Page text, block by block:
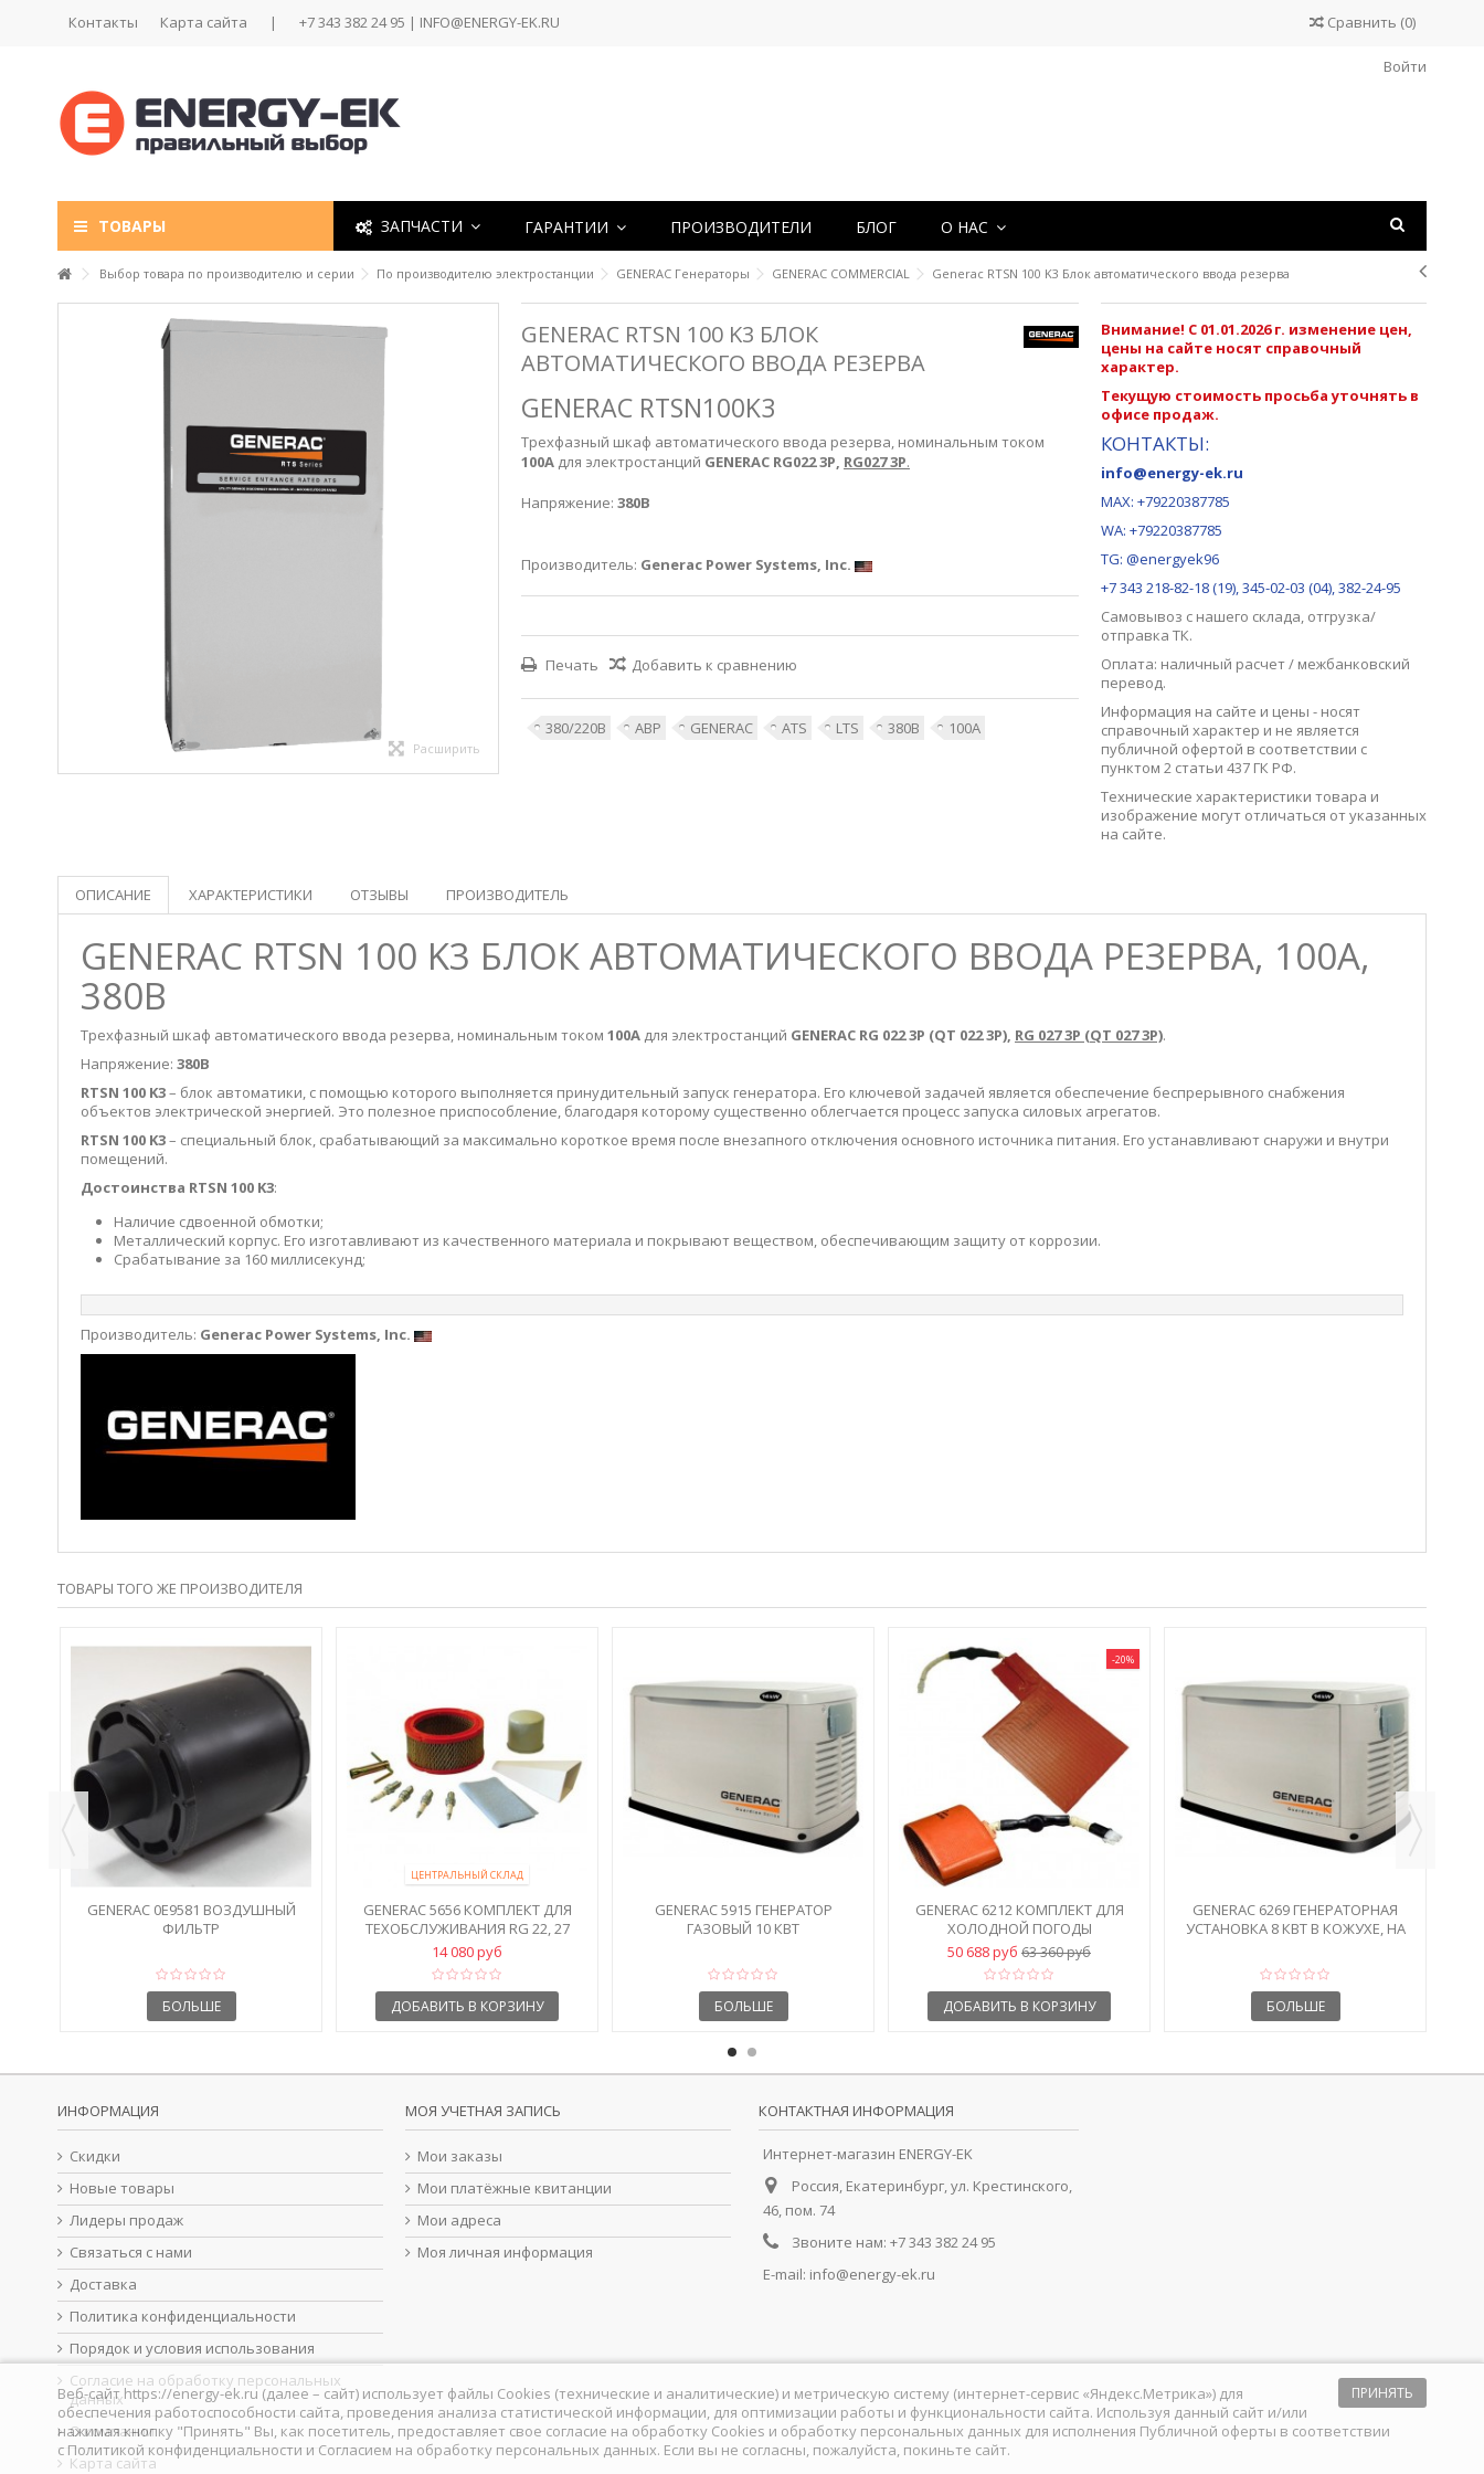
Контакты Карта сайта | +7 343 382 24 95 | INFO@ENERGY-EK.RU Сравнить (0)
Войти
ТОВАРЫ ЗАПЧАСТИ ГАРАНТИИ ПРОИЗВОДИТЕЛИ БЛОГ О НАС
Выбор товара по производителю и серии По производителю электростанции GENERAC Генераторы GENERAC COMMERCIAL Generac RTSN 100 K3 Блок автоматического ввода резерва
Расширить
GENERAC RTSN 100 K3 БЛОК
АВТОМАТИЧЕСКОГО ВВОДА РЕЗЕРВА
GENERAC RTSN100K3
Трехфазный шкаф автоматического ввода резерва, номинальным током
100Адля электростанций GENERAC RG022 3P, RG027 3P.
Напряжение: 380В
Производитель: Generac Power Systems, Inc.
Печать Добавить к сравнению
380/220В АВР GENERAC ATS LTS 380В 100А
Внимание! С 01.01.2026 г. изменение цен,
цены на сайте носят справочный
характер.
Текущую стоимость просьба уточнять в
офисе продаж.
КОНТАКТЫ:
info@energy-ek.ru
MAX: +79220387785
WA: +79220387785
TG: @energyek96
+7 343 218-82-18 (19), 345-02-03 (04), 382-24-95
Самовывоз с нашего склада, отгрузка/
отправка ТК.
Оплата: наличный расчет / межбанковский
перевод.
Информация на сайте и цены - носят
справочный характер и не является
публичной офертой в соответствии с
пунктом 2 статьи 437 ГК РФ.
Технические характеристики товара и
изображение могут отличаться от указанных
на сайте.
ОПИСАНИЕ ХАРАКТЕРИСТИКИ ОТЗЫВЫ ПРОИЗВОДИТЕЛЬ
GENERAC RTSN 100 K3 БЛОК АВТОМАТИЧЕСКОГО ВВОДА РЕЗЕРВА, 100А,
380В
Трехфазный шкаф автоматического ввода резерва, номинальным током 100А для электростанций GENERAC RG 022 3P (QT 022 3P), RG 027 3P (QT 027 3P).
Напряжение: 380В
RTSN 100 K3– блок автоматики, с помощью которого выполняется принудительный запуск генератора. Его ключевой задачей является обеспечение беспрерывного снабжения
объектов электрической энергией. Это полезное приспособление, благодаря которому существенно облегчается процесс запуска силовых агрегатов.
RTSN 100 K3– специальный блок, срабатывающий за максимально короткое время после внезапного отключения основного источника питания. Его устанавливают снаружи и внутри
помещений.
Достоинства RTSN 100 K3:
Наличие сдвоенной обмотки;
Металлический корпус. Его изготавливают из качественного материала и покрывают веществом, обеспечивающим защиту от коррозии.
Срабатывание за 160 миллисекунд;
Производитель: Generac Power Systems, Inc.
ТОВАРЫ ТОГО ЖЕ ПРОИЗВОДИТЕЛЯ
GENERAC 0E9581 ВОЗДУШНЫЙ
ФИЛЬТР
БОЛЬШЕ
ЦЕНТРАЛЬНЫЙ СКЛАД
GENERAC 5656 КОМПЛЕКТ ДЛЯ
ТЕХОБСЛУЖИВАНИЯ RG 22, 27
14 080 руб
ДОБАВИТЬ В КОРЗИНУ
GENERAC 5915 ГЕНЕРАТОР
ГАЗОВЫЙ 10 КВТ
БОЛЬШЕ
-20%
GENERAC 6212 КОМПЛЕКТ ДЛЯ
ХОЛОДНОЙ ПОГОДЫ
50 688 руб 63 360 руб
ДОБАВИТЬ В КОРЗИНУ
GENERAC 6269 ГЕНЕРАТОРНАЯ
УСТАНОВКА 8 КВТ В КОЖУХЕ, НА
БОЛЬШЕ
ИНФОРМАЦИЯ
Скидки
Новые товары
Лидеры продаж
Связаться с нами
Доставка
Политика конфиденциальности
Порядок и условия использования
Согласие на обработку персональных
данных
О компании
Карта сайта
МОЯ УЧЕТНАЯ ЗАПИСЬ
Мои заказы
Мои платёжные квитанции
Мои адреса
Моя личная информация
КОНТАКТНАЯ ИНФОРМАЦИЯ
Интернет-магазин ENERGY-EK
Россия, Екатеринбург, ул. Крестинского,
46, пом. 74
Звоните нам: +7 343 382 24 95
E-mail: info@energy-ek.ru
ПРИНЯТЬ
Веб-сайт https://energy-ek.ru (далее – сайт) использует файлы Cookies (технические и аналитические) и метрическую систему (интернет-сервис «Яндекс.Метрика») для
обеспечения работоспособности сайта, проведения анализа статистической информации, для оптимизации работы и функциональности сайта. Используя данный сайт и/или
нажимая кнопку "Принять" Вы, как посетитель, предоставляет свое согласие на обработку Сookies и обработку персональных данных для исполнения Публичной оферты в соответствии
сПолитикой конфиденциальности и Согласием на обработку персональных данных. Если вы не согласны, пожалуйста, покиньте сайт.